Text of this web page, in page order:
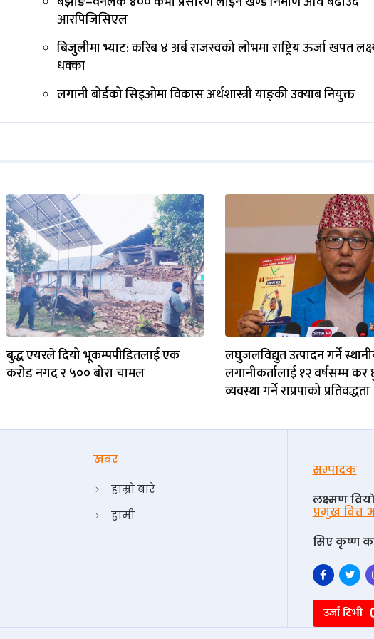
आरपिजिसिएल
बिजुलीमा भ्याट: करिब ४ अर्ब राजस्वको लोभमा राष्ट्रिय ऊर्जा खपत
धक्का
लगानी बोर्डको सिइओमा विकास अर्थशास्त्री याङ्‌की उक्याब नियुक्त
बुद्ध एयरले दियो भूकम्पपीडितलाई एक
करोड नगद र ५०० बोरा चामल
लघुजलविद्युत उत्पादन गर्ने
लगानीकर्तालाई १२ वर्षसम्म
व्यवस्था गर्ने राप्रपाको प्रतिवद्धता
खबर
हाम्रो बारे
हामी
सम्पादक
लक्ष्मण
प्रमुख वित्त
सिए कृष्ण
उर्जा टिभी